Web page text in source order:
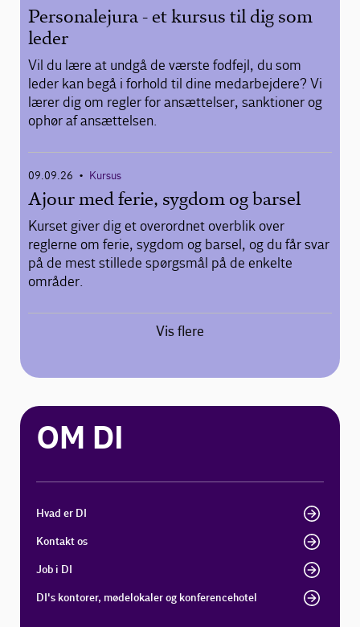
Personalejura - et kursus til dig som
leder
Vil du lære at undgå de værste fodfejl, du som
leder kan begå i forhold til dine medarbejdere? Vi
lærer dig om regler for ansættelser, sanktioner og
ophør af ansættelsen.
09.09.26 • Kursus
Ajour med ferie, sygdom og barsel
Kurset giver dig et overordnet overblik over
reglerne om ferie, sygdom og barsel, og du får svar
på de mest stillede spørgsmål på de enkelte
områder.
Vis flere
OM DI
Hvad er DI
Kontakt os
Job i DI
DI's kontorer, mødelokaler og konferencehotel